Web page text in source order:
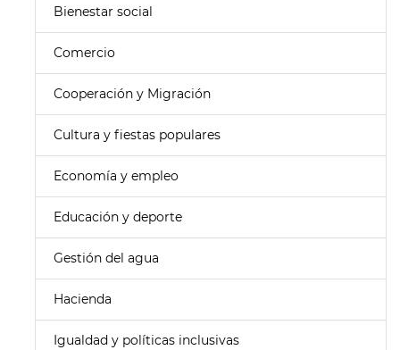
Bienestar social
Comercio
Cooperación y Migración
Cultura y fiestas populares
Economía y empleo
Educación y deporte
Gestión del agua
Hacienda
Igualdad y políticas inclusivas